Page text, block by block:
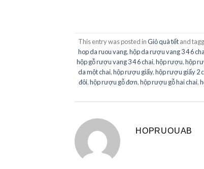
This entry was posted inGiỏ quà tếtand
hop da ruou vang,hộp da rượu vang 3 4 6
hộp gỗ rượu vang 3 4 6 chai,hộp rượu,hộp
da một chai,hộp rượu giấy,hộp rượu giấy 2
đôi,hộp rượu gỗ đơn,hộp rượu gỗ hai chai,
HOPRUOUAB